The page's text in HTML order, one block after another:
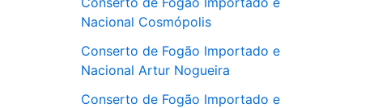
Nacional Cosmópolis
Conserto de Fogão Importado e
Nacional Artur Nogueira
Conserto de Fogão Importado e